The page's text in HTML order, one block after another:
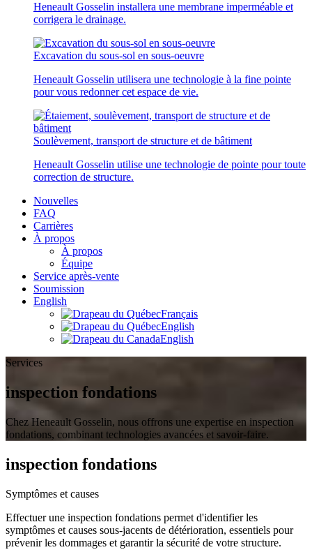
Heneault Gosselin installera une membrane imperméable et
corrigera le drainage.
Excavation du sous-sol en sous-oeuvre
Heneault Gosselin utilisera une technologie à la fine pointe
pour vous redonner cet espace de vie.
Soulèvement, transport de structure et de bâtiment
Heneault Gosselin utilise une technologie de pointe pour toute
correction de structure.
Nouvelles
FAQ
Carrières
À propos
À propos
Équipe
Service après-vente
Soumission
English
Français
English
English
Services
inspection fondations
Chez Heneault Gosselin, nous offrons une expertise en inspection
fondations, combinant technologies avancées et savoir-faire.
inspection fondations
Symptômes et causes
Effectuer une inspection fondations permet d'identifier les
symptômes et causes sous-jacents de détérioration, essentiels pour
prévenir les dommages et garantir la sécurité de votre structure.